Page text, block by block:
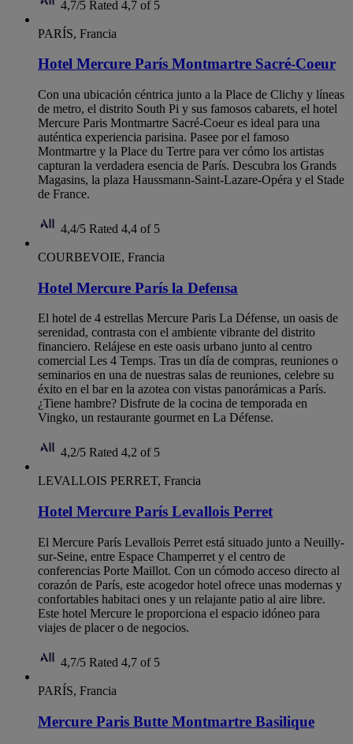
4,7/5 Rated 4,7 of 5
PARÍS, Francia
Hotel Mercure París Montmartre Sacré-Coeur
Con una ubicación céntrica junto a la Place de Clichy y líneas
de metro, el distrito South Pi y sus famosos cabarets, el hotel
Mercure Paris Montmartre Sacré-Coeur es ideal para una
auténtica experiencia parisina. Pasee por el famoso
Montmartre y la Place du Tertre para ver cómo los artistas
capturan la verdadera esencia de París. Descubra los Grands
Magasins, la plaza Haussmann-Saint-Lazare-Opéra y el Stade
de France.
4,4/5 Rated 4,4 of 5
COURBEVOIE, Francia
Hotel Mercure París la Defensa
El hotel de 4 estrellas Mercure Paris La Défense, un oasis de
serenidad, contrasta con el ambiente vibrante del distrito
financiero. Relájese en este oasis urbano junto al centro
comercial Les 4 Temps. Tras un día de compras, reuniones o
seminarios en una de nuestras salas de reuniones, celebre su
éxito en el bar en la azotea con vistas panorámicas a París.
¿Tiene hambre? Disfrute de la cocina de temporada en
Vingko, un restaurante gourmet en La Défense.
4,2/5 Rated 4,2 of 5
LEVALLOIS PERRET, Francia
Hotel Mercure París Levallois Perret
El Mercure París Levallois Perret está situado junto a Neuilly-
sur-Seine, entre Espace Champerret y el centro de
conferencias Porte Maillot. Con un cómodo acceso directo al
corazón de París, este acogedor hotel ofrece unas modernas y
confortables habitaci ones y un relajante patio al aire libre.
Este hotel Mercure le proporciona el espacio idóneo para
viajes de placer o de negocios.
4,7/5 Rated 4,7 of 5
PARÍS, Francia
Mercure Paris Butte Montmartre Basilique